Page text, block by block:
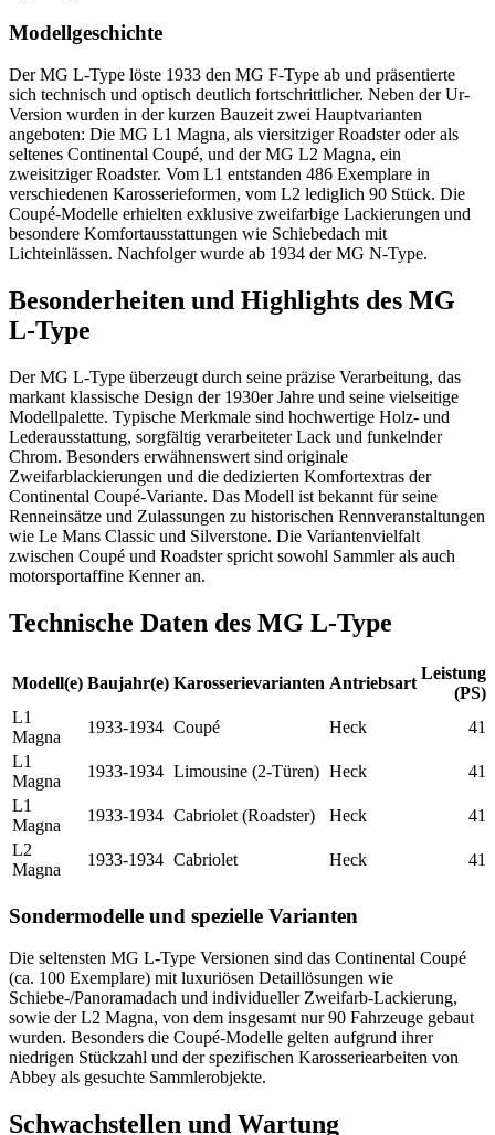
Modellgeschichte
Der MG L-Type löste 1933 den MG F-Type ab und präsentierte
sich technisch und optisch deutlich fortschrittlicher. Neben der Ur-
Version wurden in der kurzen Bauzeit zwei Hauptvarianten
angeboten: Die MG L1 Magna, als viersitziger Roadster oder als
seltenes Continental Coupé, und der MG L2 Magna, ein
zweisitziger Roadster. Vom L1 entstanden 486 Exemplare in
verschiedenen Karosserieformen, vom L2 lediglich 90 Stück. Die
Coupé-Modelle erhielten exklusive zweifarbige Lackierungen und
besondere Komfortausstattungen wie Schiebedach mit
Lichteinlässen. Nachfolger wurde ab 1934 der MG N-Type.
Besonderheiten und Highlights des MG
L-Type
Der MG L-Type überzeugt durch seine präzise Verarbeitung, das
markant klassische Design der 1930er Jahre und seine vielseitige
Modellpalette. Typische Merkmale sind hochwertige Holz- und
Lederausstattung, sorgfältig verarbeiteter Lack und funkelnder
Chrom. Besonders erwähnenswert sind originale
Zweifarblackierungen und die dedizierten Komfortextras der
Continental Coupé-Variante. Das Modell ist bekannt für seine
Renneinsätze und Zulassungen zu historischen Rennveranstaltungen
wie Le Mans Classic und Silverstone. Die Variantenvielfalt
zwischen Coupé und Roadster spricht sowohl Sammler als auch
motorsportaffine Kenner an.
Technische Daten des MG L-Type
Modell(e) Baujahr(e) Karosserievarianten Antriebsart
Leistung
(PS)
L1
Magna
1933-1934 Coupé Heck
41
L1
Magna
1933-1934 Limousine (2-Türen) Heck
41
L1
Magna
1933-1934 Cabriolet (Roadster) Heck
41
L2
Magna
1933-1934 Cabriolet Heck 41
Sondermodelle und spezielle Varianten
Die seltensten MG L-Type Versionen sind das Continental Coupé
(ca. 100 Exemplare) mit luxuriösen Detaillösungen wie
Schiebe-/Panoramadach und individueller Zweifarb-Lackierung,
sowie der L2 Magna, von dem insgesamt nur 90 Fahrzeuge gebaut
wurden. Besonders die Coupé-Modelle gelten aufgrund ihrer
niedrigen Stückzahl und der spezifischen Karosseriearbeiten von
Abbey als gesuchte Sammlerobjekte.
Schwachstellen und Wartung